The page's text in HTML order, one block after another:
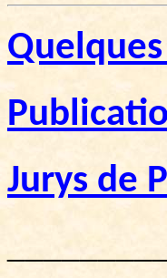
Jurys de